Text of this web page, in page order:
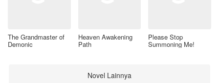
The Grandmaster of
Demonic
Heaven Awakening
Path
Please Stop
Summoning Me!
Novel Lainnya